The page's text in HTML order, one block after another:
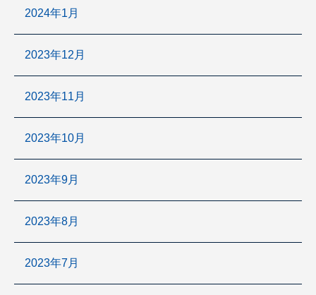
2024年1月
2023年12月
2023年11月
2023年10月
2023年9月
2023年8月
2023年7月